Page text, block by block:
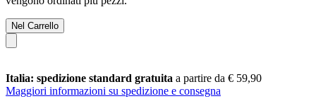
Nel Carrello
Italia: spedizione standard gratuita a partire da € 59,90
Maggiori informazioni su spedizione e consegna